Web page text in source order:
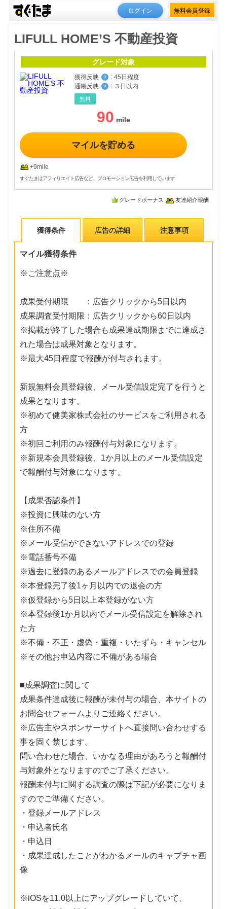
ログイン 無料会員登録
LIFULL HOME’S 不動産投資
グレード対象
獲得反映 ？ : 45日程度
通帳反映
？ : ３日以内
無料
90
マイルを貯める
+9mile
すぐたまはアフィリエイト広告など、プロモーション広告を利用しています
グレードボーナス 友達紹介報酬
獲得条件 広告の詳細 注意事項
マイル獲得条件
※ご注意点※
成果受付期限 ：広告クリックから5日以内
成果調査受付期限：広告クリックから60日以内
※掲載が終了した場合も成果達成期限までに達成さ
れた場合は成果対象となります。
※最大45日程度で報酬が付与されます。
新規無料会員登録後、メール受信設定完了を行うと
成果となります。
※初めて健美家株式会社のサービスをご利用される
方
※初回ご利用のみ報酬付与対象になります。
※新規本会員登録後、1か月以上のメール受信設定
で報酬付与対象になります。
【成果否認条件】
※投資に興味のない方
※住所不備
※メール受信ができないアドレスでの登録
※電話番号不備
※過去に登録のあるメールアドレスでの会員登録
※本登録完了後1ヶ月以内での退会の方
※仮登録から5日以上本登録がない方
※本登録後1か月以内でメール受信設定を解除され
た方
※不備・不正・虚偽・重複・いたずら・キャンセル
※その他お申込内容に不備がある場合
■成果調査に関して
成果条件達成後に報酬が未付与の場合、本サイトの
お問合せフォームよりご連絡ください。
※広告主やスポンサーサイトへ直接問い合わせする
事を固く禁じます。
問い合わせた場合、いかなる理由があろうと報酬付
与対象外となりますのでご了承ください。
報酬未付与に関する調査の際は下記が必要になりま
すのでご準備ください。
・登録メールアドレス
・申込者氏名
・申込日
・成果達成したことがわかるメールのキャプチャ画
像
※iOSを11.0以上にアップグレードしていて、